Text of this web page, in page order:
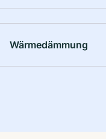
Wärmedämmung